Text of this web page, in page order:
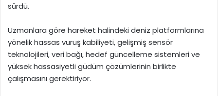
sürdü.
Uzmanlara göre hareket halindeki deniz platformlarına
yönelik hassas vuruş kabiliyeti, gelişmiş sensör
teknolojileri, veri bağı, hedef güncelleme sistemleri ve
yüksek hassasiyetli güdüm çözümlerinin birlikte
çalışmasını gerektiriyor.